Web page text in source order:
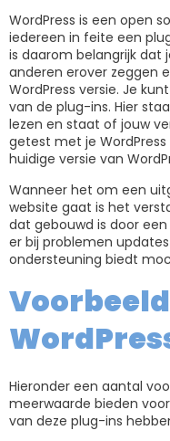
WordPress is een open
iedereen in feite een
is daarom belangrijk
anderen erover zeggen
WordPress versie. Je
van de plug-ins. Hier
lezen en staat of jouw
getest met je
huidige versie van
Wanneer het om een
website gaat is het
dat gebouwd is door
er bij problemen
ondersteuning biedt
Hieronder een aantal
meerwaarde bieden
van deze plug-ins